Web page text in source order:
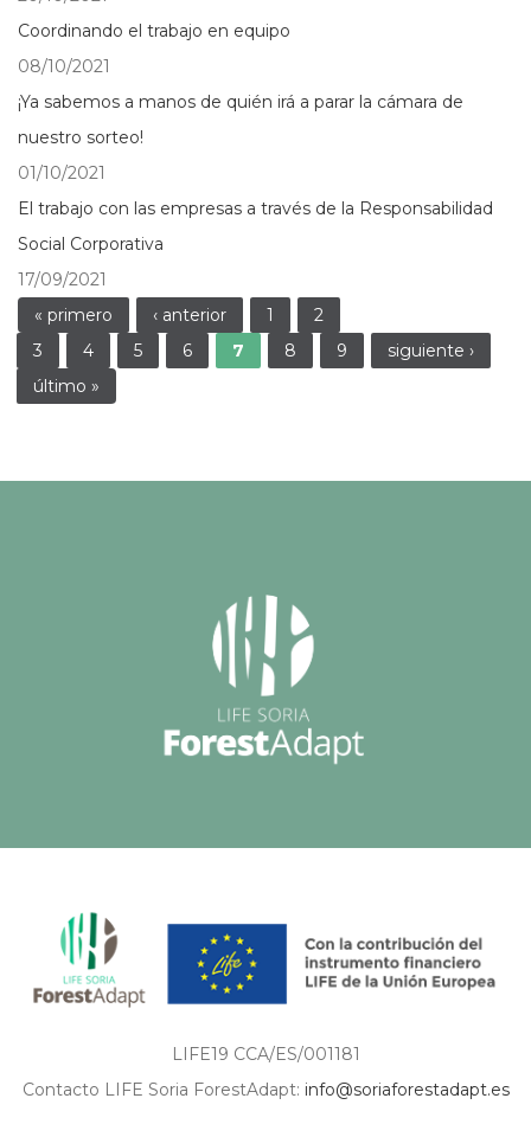
Coordinando el trabajo en equipo
08/10/2021
¡Ya sabemos a manos de quién irá a parar la cámara de
nuestro sorteo!
01/10/2021
El trabajo con las empresas a través de la Responsabilidad
Social Corporativa
17/09/2021
Páginas
« primero ‹ anterior 1
2
3
4 5 6 7 8 9
siguiente ›
último »
LIFE19 CCA/ES/001181
Contacto LIFE Soria ForestAdapt: info@soriaforestadapt.es